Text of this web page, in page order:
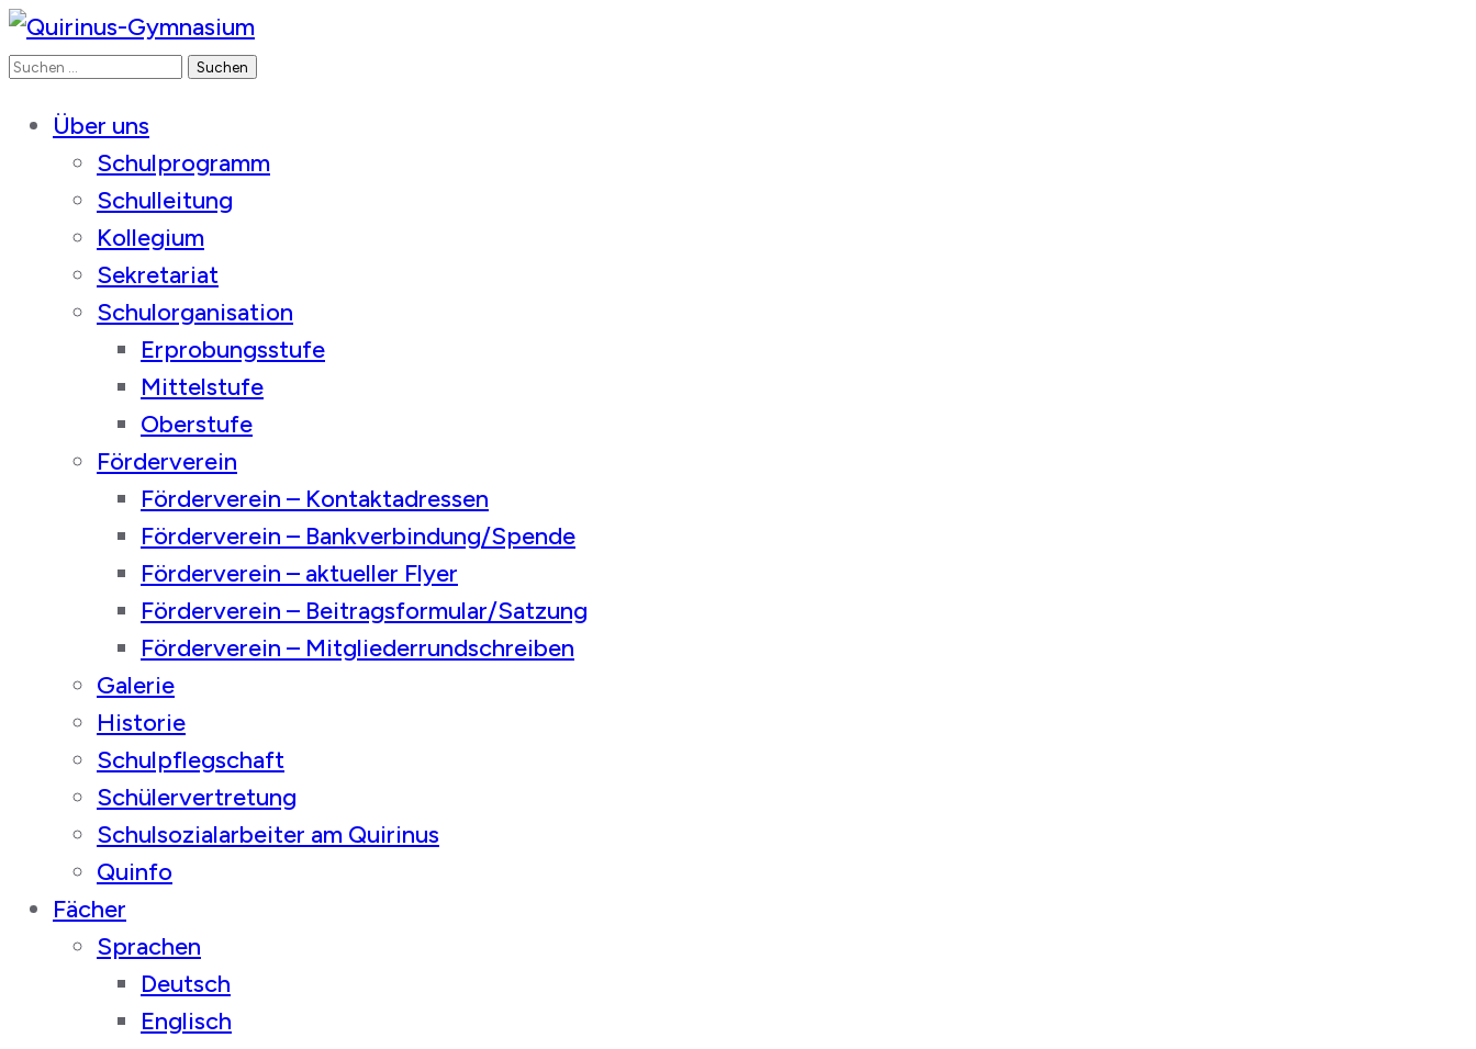
Quirinus-Gymnasium
Suchen
Über uns
Schulprogramm
Schulleitung
Kollegium
Sekretariat
Schulorganisation
Erprobungsstufe
Mittelstufe
Oberstufe
Förderverein
Förderverein – Kontaktadressen
Förderverein – Bankverbindung/Spende
Förderverein – aktueller Flyer
Förderverein – Beitragsformular/Satzung
Förderverein – Mitgliederrundschreiben
Galerie
Historie
Schulpflegschaft
Schülervertretung
Schulsozialarbeiter am Quirinus
Quinfo
Fächer
Sprachen
Deutsch
Englisch